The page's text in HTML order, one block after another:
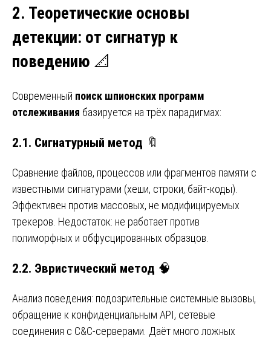
2. Теоретические основы
детекции: от сигнатур к
поведению 📐
Современный поиск шпионских программ
отслеживания базируется на трёх парадигмах:
2.1. Сигнатурный метод 🔖
Сравнение файлов, процессов или фрагментов памяти с
известными сигнатурами (хеши, строки, байт-коды).
Эффективен против массовых, не модифицируемых
трекеров. Недостаток: не работает против
полиморфных и обфусцированных образцов.
2.2. Эвристический метод 🧠
Анализ поведения: подозрительные системные вызовы,
обращение к конфиденциальным API, сетевые
соединения с C&C-серверами. Даёт много ложных